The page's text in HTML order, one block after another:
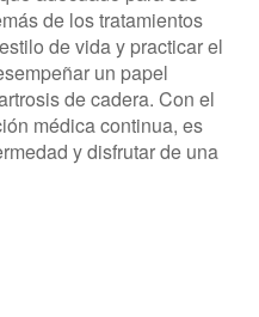
de los tratamientos
de vida y practicar el
un papel
de cadera. Con el
médica continua, es
y disfrutar de una